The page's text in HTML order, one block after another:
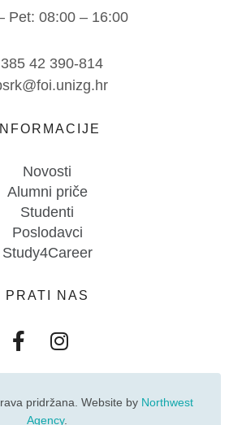
Pet: 08:00 – 16:00
42 390-814
INFORMACIJE
Novosti
Alumni priče
Studenti
Poslodavci
Study4Career
PRATI NAS
pridržana. Website by Northwest
Agency.